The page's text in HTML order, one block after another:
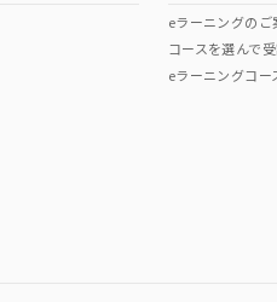
あります。
eラーニングのご
コースを選んで
eラーニングコー